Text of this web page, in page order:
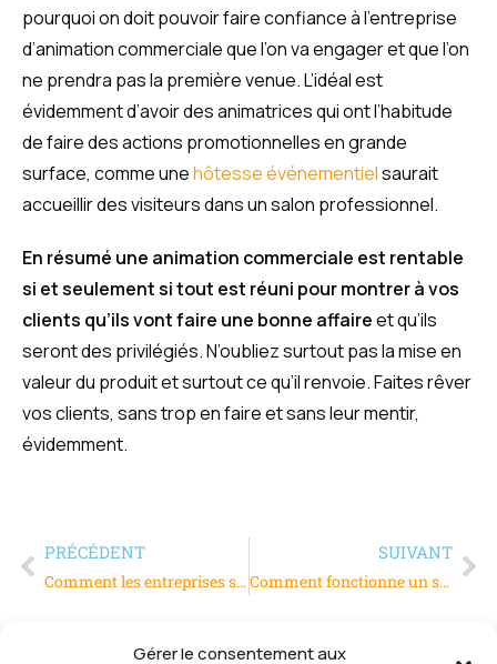
Gérer le consentement aux
pourquoi on doit pouvoir faire confiance à l’entreprise
d’animation commerciale que l’on va engager et que l’on
ne prendra pas la première venue. L’idéal est
évidemment d’avoir des animatrices qui ont l’habitude
de faire des actions promotionnelles en grande
surface, comme unehôtesse événementielsaurait
accueillir des visiteurs dans un salon professionnel.
En résumé une animation commerciale est rentable
si et seulement si tout est réuni pour montrer à vos
clients qu’ils vont faire une bonne affaireet qu’ils
seront des privilégiés. N’oubliez surtout pas la mise en
valeur du produit et surtout ce qu’il renvoie. Faites rêver
vos clients, sans trop en faire et sans leur mentir,
évidemment.
PRÉCÉDENT
Comment les entreprises se font connaitre localement ?
SUIVANT
Comment fonctionne un servomoteur électrique ?